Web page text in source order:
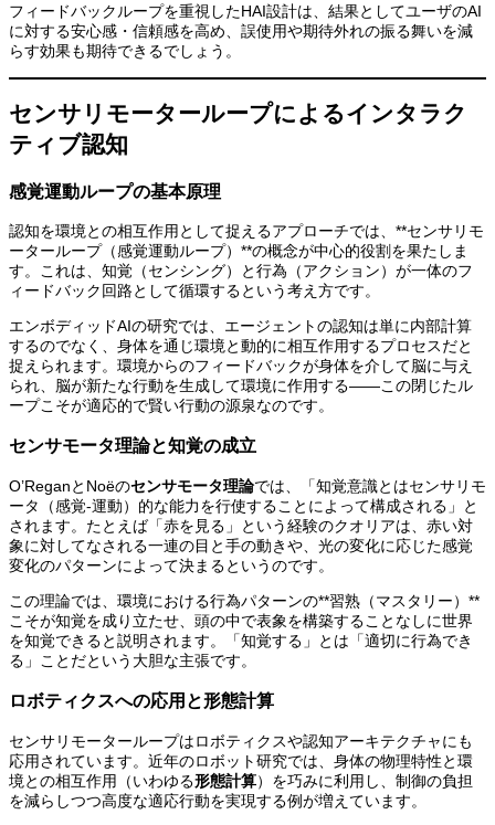
フィードバックループを重視したHAI設計は、結果としてユーザのAI
に対する安心感・信頼感を高め、誤使用や期待外れの振る舞いを減
らす効果も期待できるでしょう。
センサリモーターループによるインタラク
ティブ認知
感覚運動ループの基本原理
認知を環境との相互作用として捉えるアプローチでは、**センサリモ
ーターループ（感覚運動ループ）**の概念が中心的役割を果たしま
す。これは、知覚（センシング）と行為（アクション）が一体のフ
ィードバック回路として循環するという考え方です。
エンボディッドAIの研究では、エージェントの認知は単に内部計算
するのでなく、身体を通じ環境と動的に相互作用するプロセスだと
捉えられます。環境からのフィードバックが身体を介して脳に与え
られ、脳が新たな行動を生成して環境に作用する――この閉じたル
ープこそが適応的で賢い行動の源泉なのです。
センサモータ理論と知覚の成立
O’ReganとNoëのセンサモータ理論では、「知覚意識とはセンサリモ
ータ（感覚-運動）的な能力を行使することによって構成される」と
されます。たとえば「赤を見る」という経験のクオリアは、赤い対
象に対してなされる一連の目と手の動きや、光の変化に応じた感覚
変化のパターンによって決まるというのです。
この理論では、環境における行為パターンの**習熟（マスタリー）**
こそが知覚を成り立たせ、頭の中で表象を構築することなしに世界
を知覚できると説明されます。「知覚する」とは「適切に行為でき
る」ことだという大胆な主張です。
ロボティクスへの応用と形態計算
センサリモーターループはロボティクスや認知アーキテクチャにも
応用されています。近年のロボット研究では、身体の物理特性と環
境との相互作用（いわゆる形態計算）を巧みに利用し、制御の負担
を減らしつつ高度な適応行動を実現する例が増えています。